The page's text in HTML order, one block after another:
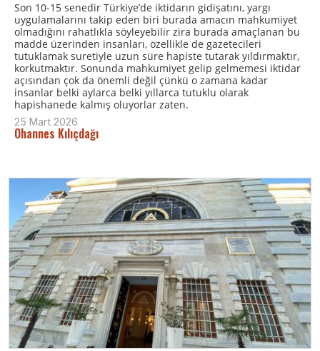
Son 10-15 senedir Türkiye’de iktidarın gidişatını, yargı
uygulamalarını takip eden biri burada amacın mahkumiyet
olmadığını rahatlıkla söyleyebilir zira burada amaçlanan bu
madde üzerinden insanları, özellikle de gazetecileri
tutuklamak suretiyle uzun süre hapiste tutarak yıldırmaktır,
korkutmaktır. Sonunda mahkumiyet gelip gelmemesi iktidar
açısından çok da önemli değil çünkü o zamana kadar
insanlar belki aylarca belki yıllarca tutuklu olarak
hapishanede kalmış oluyorlar zaten.
25 Mart 2026
Ohannes Kılıçdağı